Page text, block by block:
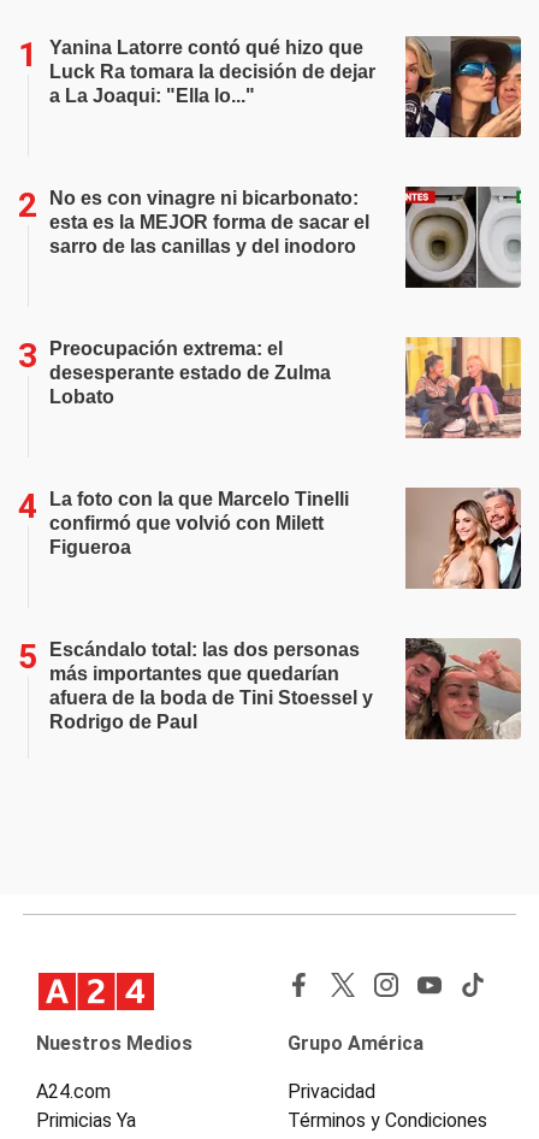
Yanina Latorre contó qué hizo que
Luck Ra tomara la decisión de dejar
a La Joaqui: "Ella lo..."
No es con vinagre ni bicarbonato:
esta es la MEJOR forma de sacar el
sarro de las canillas y del inodoro
Preocupación extrema: el
desesperante estado de Zulma
Lobato
La foto con la que Marcelo Tinelli
confirmó que volvió con Milett
Figueroa
Escándalo total: las dos personas
más importantes que quedarían
afuera de la boda de Tini Stoessel y
Rodrigo de Paul
Nuestros Medios
A24.com
Primicias Ya
Grupo América
Privacidad
Términos y Condiciones